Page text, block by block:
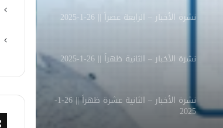
نشرة الأخبار – الرابعة عصراً || 26-1-2025
نشرة الأخبار – الثانية ظهراً || 26-1-2025
نشرة الأخبار – الثانية عشرة ظهراً || 26-1-
2025